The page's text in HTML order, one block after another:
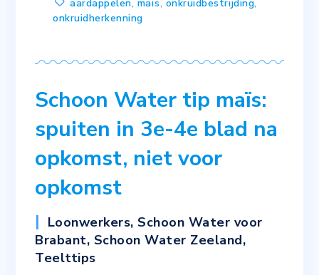
aardappelen, maïs, onkruidbestrijding,
onkruidherkenning
Schoon Water tip maïs:
spuiten in 3e-4e blad na
opkomst, niet voor
opkomst
Loonwerkers,Schoon Water voor
Brabant, Schoon Water Zeeland,
Teelttips